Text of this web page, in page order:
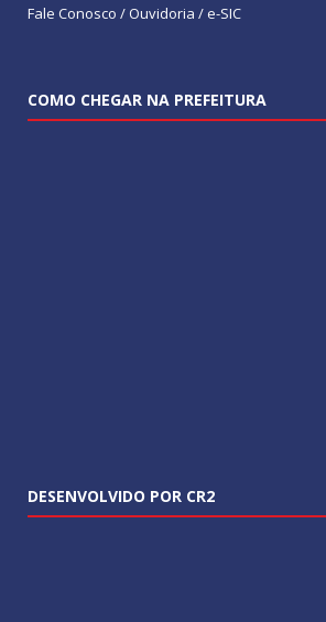
Fale Conosco / Ouvidoria / e-SIC
COMO CHEGAR NA PREFEITURA
DESENVOLVIDO POR CR2